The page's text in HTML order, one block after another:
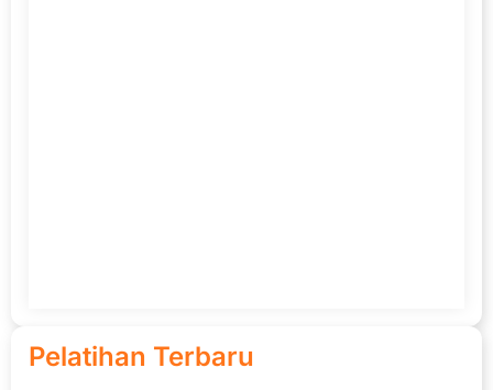
Pelatihan Terbaru